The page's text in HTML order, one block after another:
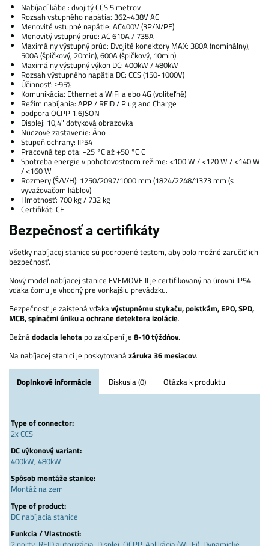
Nabíjací kábel: dvojitý CCS 5 metrov
Rozsah vstupného napätia: 362~438V AC
Menovité vstupné napätie: AC400V (3P/N/PE)
Menovitý vstupný prúd: AC 610A / 735A
Maximálny výstupný prúd: Dvojité konektory MAX: 380A (nominálny),
500A (špičkový, 20min), 600A (špičkový, 10min)
Maximálny výstupný výkon DC: 400kW / 480kW
Rozsah výstupného napätia DC: CCS (150-1000V)
Účinnosť: ≥95%
Komunikácia: Ethernet a WiFi alebo 4G (voliteľné)
Režim nabíjania: APP / RFID / Plug and Charge
podpora OCPP 1.6JSON
Displej: 10,4" dotyková obrazovka
Núdzové zastavenie: Áno
Stupeň ochrany: IP54
Pracovná teplota: -25 °C až +50 °C C
Spotreba energie v pohotovostnom režime: <100 W / <120 W / <140 W
/ <160 W
Rozmery (Š/V/H): 1250/2097/1000 mm (1824/2248/1373 mm (s
vyvažovačom káblov)
Hmotnosť: 700 kg / 732 kg
Certifikát: CE
Bezpečnosť a certifikáty
Všetky nabíjacej stanice sú podrobené testom, aby bolo možné zaručiť ich
bezpečnosť.
Nový model nabíjacej stanice EVEMOVE II je certifikovaný na úrovni IP54
vďaka čomu je vhodný pre vonkajšiu prevádzku.
Bezpečnosť je zaistená vďakavýstupnému stykaču, poistkám, EPO, SPD,
MCB, spínačmi úniku a ochrane detektora izolácie.
Bežnádodacia lehota po zakúpení je 8-10 týždňov.
Na nabíjacej stanici je poskytovanázáruka 36 mesiacov.
Doplnkové informácie Diskusia (0) Otázka k produktu
Type of connector:
2x CCS
DC výkonový variant:
400kW, 480kW
Spôsob montáže stanice:
Montáž na zem
Type of product:
DC nabíjacia stanice
Funkcia / Vlastnosti: